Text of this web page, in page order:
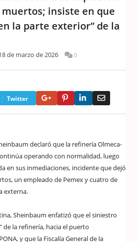
insiste en que
la parte exterior” de la
de marzo de 2026 0
Twitter Google+PinterestLinkedIn
declaró que la refinería Olmeca-
operando con normalidad, luego
en sus inmediaciones, incidente que dejó
un empleado de Pemex y cuatro de
externa.
Sheinbaum enfatizó que el siniestro
de la refinería, hacia el puerto
y que la Fiscalía General de la